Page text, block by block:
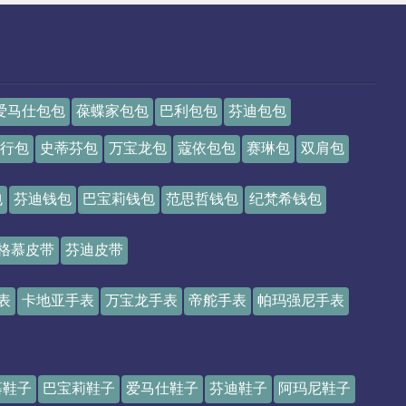
马仕包包 葆蝶家包包 巴利包包 芬迪包包
包 史蒂芬包 万宝龙包 蔻依包包 赛琳包 双肩包
芬迪钱包 巴宝莉钱包 范思哲钱包 纪梵希钱包
慕皮带 芬迪皮带
卡地亚手表 万宝龙手表 帝舵手表 帕玛强尼手表
子 巴宝莉鞋子 爱马仕鞋子 芬迪鞋子 阿玛尼鞋子